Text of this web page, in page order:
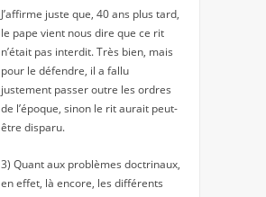
J’affirme juste que, 40 ans plus tard,
le pape vient nous dire que ce rit
n’était pas interdit. Très bien, mais
pour le défendre, il a fallu
justement passer outre les ordres
de l’époque, sinon le rit aurait peut-
être disparu.
3) Quant aux problèmes doctrinaux,
en effet, là encore, les différents